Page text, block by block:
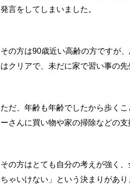
発言をしてしまいました。
その方は90歳近い高齢の方ですが
はクリアで、未だに家で習い事の先
ただ、年齢も年齢でしたから歩く
ーさんに買い物や家の掃除などの支
その方はとても自分の考えが強く
ちゃいけない」という決まりがあり